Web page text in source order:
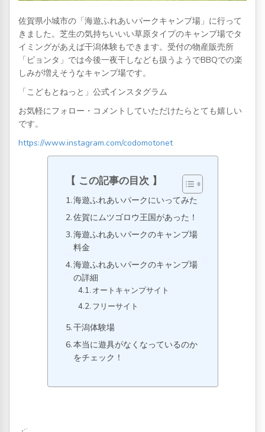
佐賀県小城市の「海遊ふれあいパークキャンプ場」に行って
きました。芝生の気持ちいいい草原タイプのキャンプ場でタ
イミングがあえば干潟体験もできます。受付の物産販売所
「ピョンタ」では今後一夜干しなども扱うようでBBQでの楽
しみが増えそうなキャンプ場です。
「こどもとねっと」公式インスタグラム
お気軽にフォロー・コメントしていただけたらとても嬉しい
です。
https://www.instagram.com/codomotonet
この記事の目次
海遊ふれあいパークにいってみた
佐賀にムツゴロウ王国があった！
海遊ふれあいパークのキャンプ場
料金
海遊ふれあいパークのキャンプ場
の詳細
オートキャンプサイト
フリーサイト
干潟体験場
本当に遊具がなくなっているのか
をチェック！